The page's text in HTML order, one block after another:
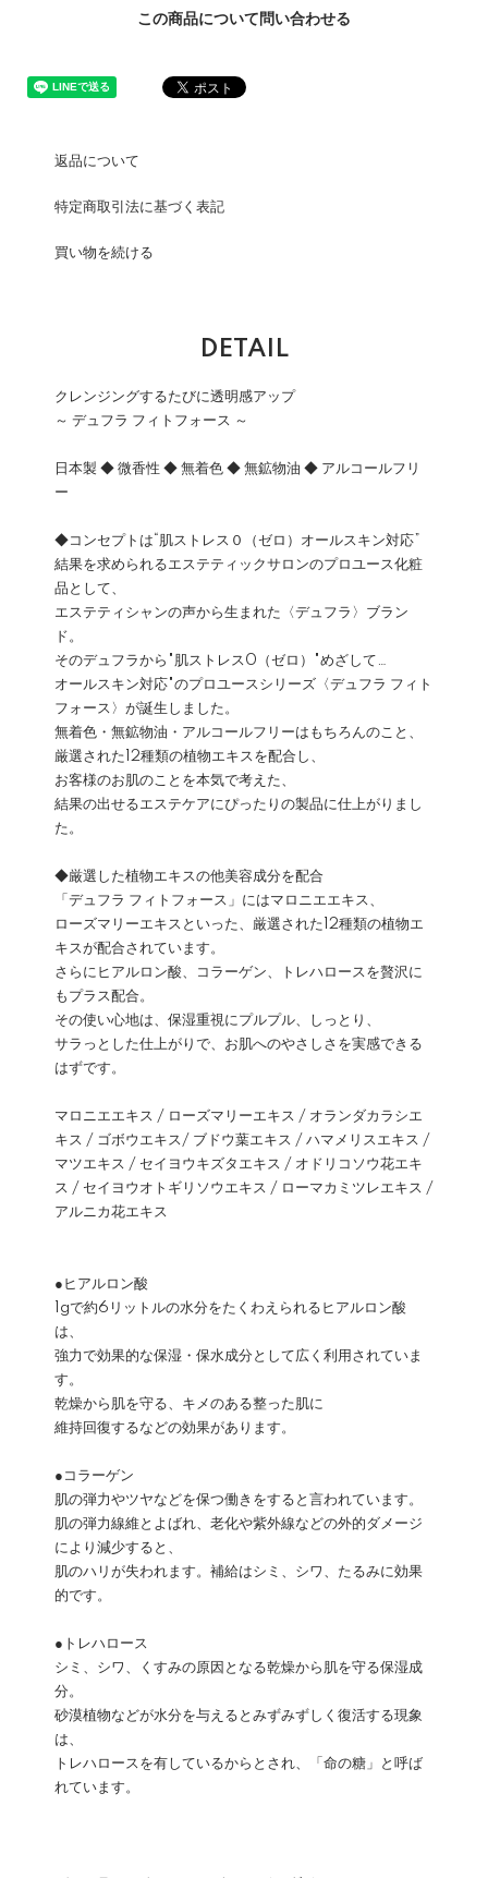
この商品について問い合わせる
返品について
特定商取引法に基づく表記
買い物を続ける
DETAIL
クレンジングするたびに透明感アップ
～ デュフラ フィトフォース ～
日本製 ◆ 微香性 ◆ 無着色 ◆ 無鉱物油 ◆ アルコールフリ
ー
◆コンセプトは“肌ストレス０（ゼロ）オールスキン対応”
結果を求められるエステティックサロンのプロユース化粧
品として、
エステティシャンの声から生まれた〈デュフラ〉ブラン
ド。
そのデュフラから"肌ストレス0（ゼロ）"めざして…
オールスキン対応"のプロユースシリーズ〈デュフラ フィト
フォース〉が誕生しました。
無着色・無鉱物油・アルコールフリーはもちろんのこと、
厳選された12種類の植物エキスを配合し、
お客様のお肌のことを本気で考えた、
結果の出せるエステケアにぴったりの製品に仕上がりまし
た。
◆厳選した植物エキスの他美容成分を配合
「デュフラ フィトフォース」にはマロニエエキス、
ローズマリーエキスといった、厳選された12種類の植物エ
キスが配合されています。
さらにヒアルロン酸、コラーゲン、トレハロースを贅沢に
もプラス配合。
その使い心地は、保湿重視にプルプル、しっとり、
サラっとした仕上がりで、お肌へのやさしさを実感できる
はずです。
マロニエエキス / ローズマリーエキス / オランダカラシエ
キス / ゴボウエキス/ ブドウ葉エキス / ハマメリスエキス /
マツエキス / セイヨウキズタエキス / オドリコソウ花エキ
ス / セイヨウオトギリソウエキス / ローマカミツレエキス /
アルニカ花エキス
●ヒアルロン酸
1gで約6リットルの水分をたくわえられるヒアルロン酸
は、
強力で効果的な保湿・保水成分として広く利用されていま
す。
乾燥から肌を守る、キメのある整った肌に
維持回復するなどの効果があります。
●コラーゲン
肌の弾力やツヤなどを保つ働きをすると言われています。
肌の弾力線維とよばれ、老化や紫外線などの外的ダメージ
により減少すると、
肌のハリが失われます。補給はシミ、シワ、たるみに効果
的です。
●トレハロース
シミ、シワ、くすみの原因となる乾燥から肌を守る保湿成
分。
砂漠植物などが水分を与えるとみずみずしく復活する現象
は、
トレハロースを有しているからとされ、「命の糖」と呼ば
れています。